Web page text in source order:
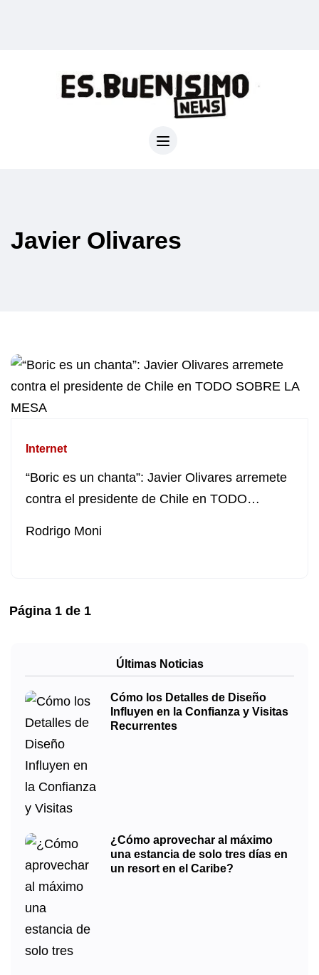
Javier Olivares
Internet
“Boric es un chanta”: Javier Olivares arremete
contra el presidente de Chile en TODO
Rodrigo Moni
Página 1 de 1
Últimas Noticias
Cómo los Detalles de Diseño
Influyen en la Confianza y Visitas
Recurrentes
¿Cómo aprovechar al máximo
una estancia de solo tres días en
un resort en el Caribe?